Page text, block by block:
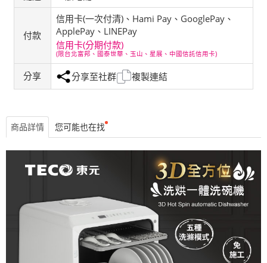
付款
信用卡(一次付清)、Hami Pay、GooglePay、
ApplePay、LINEPay
信用卡(分期付款)
(限台北富邦、國泰世華、玉山、星展、中國信託信用卡)
分享 分享至社群 複製連結
商品詳情 您可能也在找